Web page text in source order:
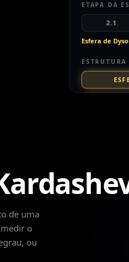
ETAPA DA
2.1
Esfera de
ESTRUTURA
de uma
o
ou